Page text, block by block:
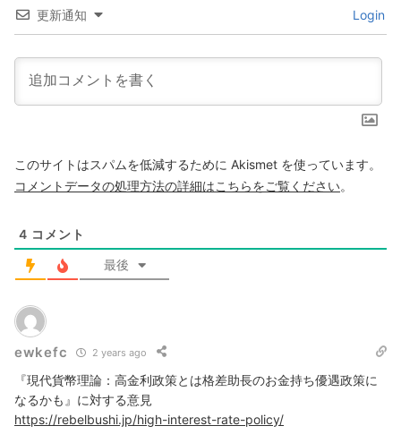
更新通知 Login
このサイトはスパムを低減するために Akismet を使っています。
コメントデータの処理方法の詳細はこちらをご覧ください。
4 コメント
最後
ewkefc 2 years ago
『現代貨幣理論：高金利政策とは格差助長のお金持ち優遇政策に
なるかも』に対する意見
https://rebelbushi.jp/high-interest-rate-policy/